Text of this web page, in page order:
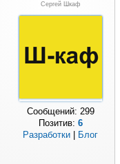
Сергей Шкаф
Сообщений: 299
Позитив: 6
Разработки
Блог